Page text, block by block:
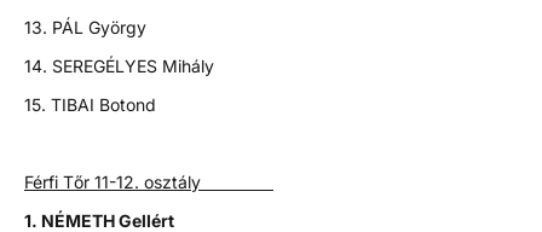
13. PÁL György
14. SEREGÉLYES Mihály
15. TIBAI Botond
Férfi Tőr 11-12. osztály
1. NÉMETH Gellért